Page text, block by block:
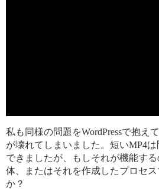
私も同様の問題をWordPressで抱え
が壊れてしまいました。短いMP4
できましたが、もしそれが機能す
体、またはそれを作成したプロセ
か？